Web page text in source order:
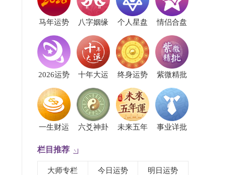
马年运势 八字姻缘 个人星盘 情侣合盘
2026运势 十年大运 终身运势 紫微精批
一生财运 六爻神卦 未来五年 事业详批
栏目推荐
大师专栏 今日运势 明日运势